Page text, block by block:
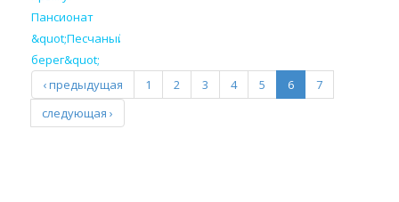
‹ предыдущая 1 2 3 4 5 6
7
следующая ›